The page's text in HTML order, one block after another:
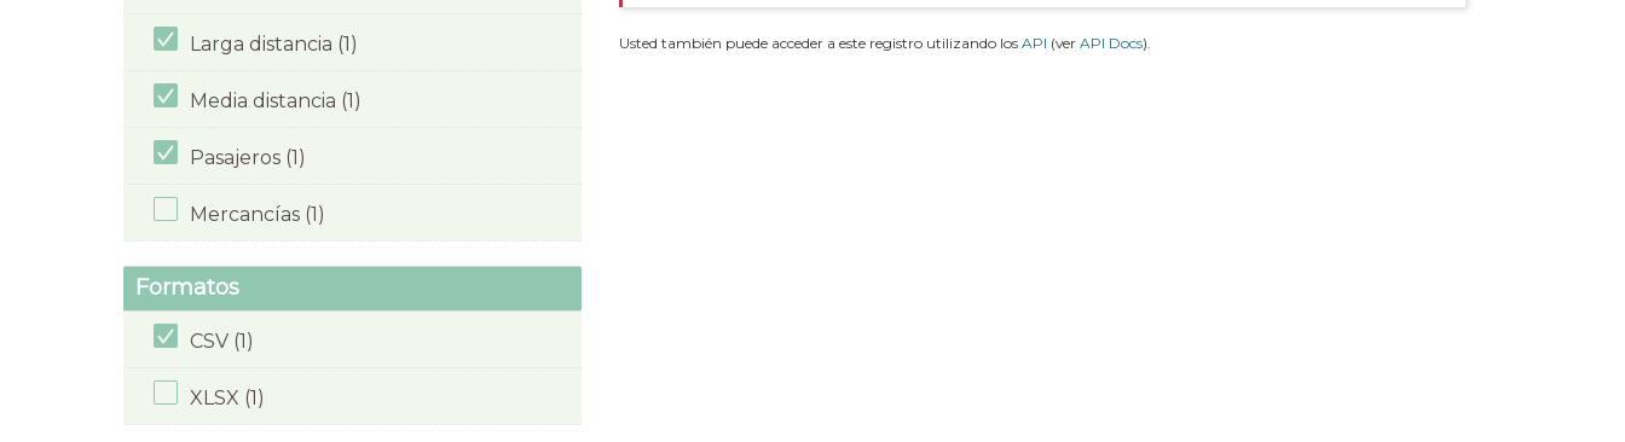
Larga distancia (1)
Media distancia (1)
Pasajeros (1)
Mercancías (1)
Formatos
CSV (1)
XLSX (1)
Usted también puede acceder a este registro utilizando los API (ver API Docs).